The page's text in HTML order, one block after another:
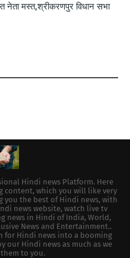
नेता मस्त,श्रीकरणपुर विधान सभा
Hindi news Platform. Here
content, which you will like very
you the best of Hindi news, with
news website, watch live tv
news in Hindi of India, World,
News and Entertainment..
for Hindi news into a booming
our Hindi news as much as we
to you.